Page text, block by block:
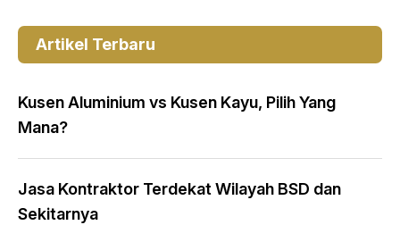
Artikel Terbaru
Kusen Aluminium vs Kusen Kayu, Pilih Yang
Mana?
Jasa Kontraktor Terdekat Wilayah BSD dan
Sekitarnya